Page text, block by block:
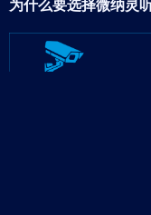
为什么要选择微纳灵